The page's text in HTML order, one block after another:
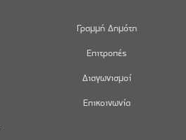
Γραμμή Δημότη
Επιτροπές
Διαγωνισμοί
Επικοινωνία